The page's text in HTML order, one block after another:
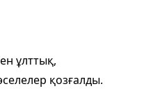
ұлттық,
қозғалды.